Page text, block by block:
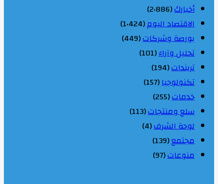
أخبارك(2٬886)
الاقتصاد اليوم(1٬424)
بورصة وشركات(449)
تحليل وآراء(101)
تريندات(194)
تكنولوجيا(157)
خدمات(255)
سلع ومنتجات(113)
لوحة الشرف(4)
مجتمع(139)
منوعات(97)